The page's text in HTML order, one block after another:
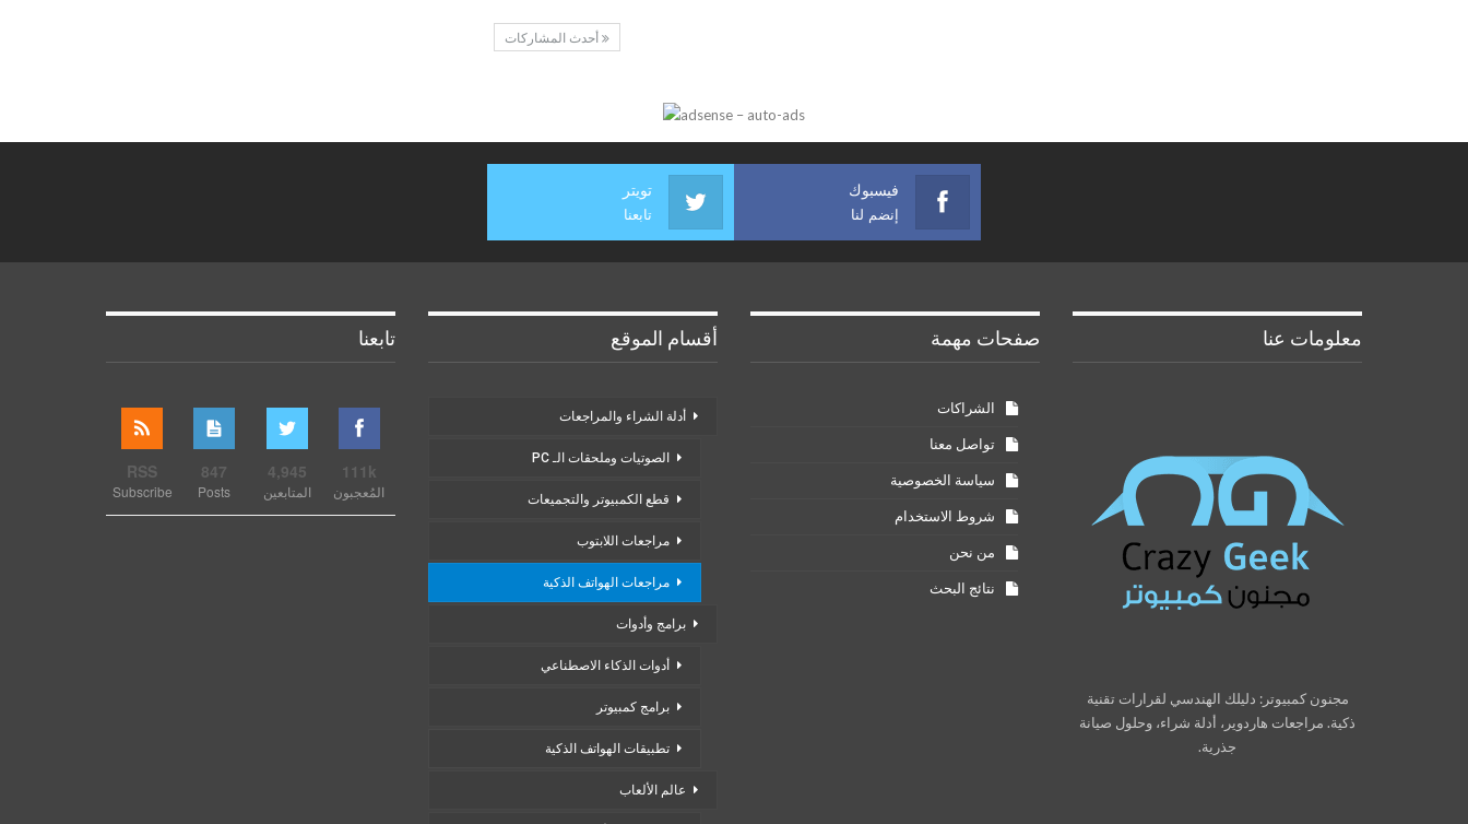
أحدث المشاركات
فيسبوك
إنضم لنا
تويتر
تابعنا
معلومات عنا
مجنون كمبيوتر: دليلك الهندسي لقرارات تقنية
ذكية. مراجعات هاردوير، أدلة شراء، وحلول صيانة
جذرية.
صفحات مهمة
الشراكات
تواصل معنا
سياسة الخصوصية
شروط الاستخدام
من نحن
نتائج البحث
أقسام الموقع
أدلة الشراء والمراجعات
الصوتيات وملحقات الـ PC
قطع الكمبيوتر والتجميعات
مراجعات اللابتوب
مراجعات الهواتف الذكية
برامج وأدوات
أدوات الذكاء الاصطناعي
برامج كمبيوتر
تطبيقات الهواتف الذكية
عالم الألعاب
تابعنا
111k
المُعجبون
4,945
المتابعين
847
Posts
RSS
Subscribe